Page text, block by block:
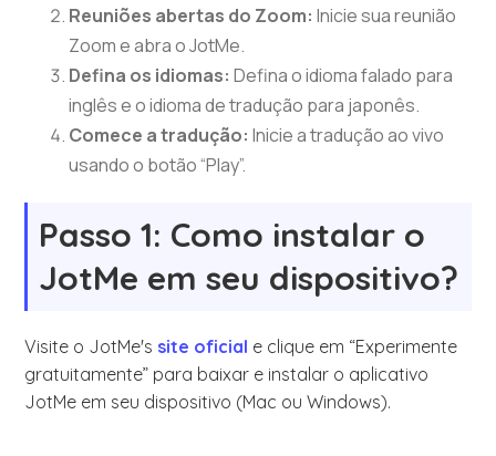
Reuniões abertas do Zoom:Inicie sua reunião
Zoom e abra o JotMe.
Defina os idiomas:Defina o idioma falado para
inglês e o idioma de tradução para japonês.
Comece a tradução:Inicie a tradução ao vivo
usando o botão “Play”.
Passo 1: Como instalar o
JotMe em seu dispositivo?
Visite o JotMe's site oficial e clique em “Experimente
gratuitamente” para baixar e instalar o aplicativo
JotMe em seu dispositivo (Mac ou Windows).